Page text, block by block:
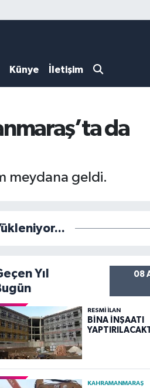
Künye İletişim
da
meydana geldi.
Yıl
08
RESMİ İLAN
BİNA İNŞAATI
KAHRAMANMARAŞ